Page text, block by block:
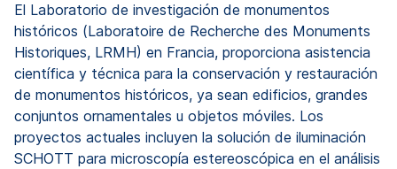
El Laboratorio de investigación de monumentos
históricos (Laboratoire de Recherche des Monuments
Historiques, LRMH) en Francia, proporciona asistencia
científica y técnica para la conservación y restauración
de monumentos históricos, ya sean edificios, grandes
conjuntos ornamentales u objetos móviles. Los
proyectos actuales incluyen la solución de iluminación
SCHOTT para microscopía estereoscópica en el análisis